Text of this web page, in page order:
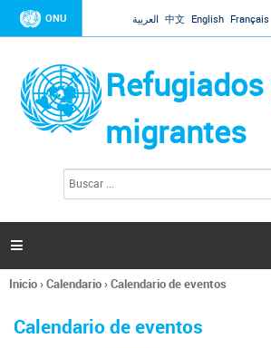
Jump to navigation
ONU العربية 中文 English Français
Refugiados
migrantes
l
s

Se
usted
Inicio›Calendario›Calendario de eventos
Calendario de eventos